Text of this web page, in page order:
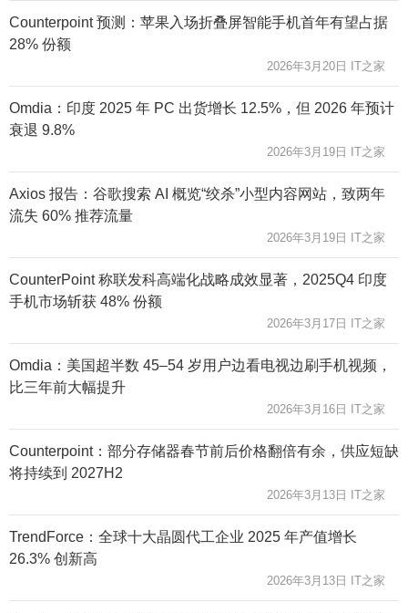
Counterpoint 预测：苹果入场折叠屏智能手机首年有望占据
28% 份额
2026年3月20日 IT之家
Omdia：印度 2025 年 PC 出货增长 12.5%，但 2026 年预计
衰退 9.8%
2026年3月19日 IT之家
Axios 报告：谷歌搜索 AI 概览“绞杀”小型内容网站，致两年
流失 60% 推荐流量
2026年3月19日 IT之家
CounterPoint 称联发科高端化战略成效显著，2025Q4 印度
手机市场斩获 48% 份额
2026年3月17日 IT之家
Omdia：美国超半数 45–54 岁用户边看电视边刷手机视频，
比三年前大幅提升
2026年3月16日 IT之家
Counterpoint：部分存储器春节前后价格翻倍有余，供应短缺
将持续到 2027H2
2026年3月13日 IT之家
TrendForce：全球十大晶圆代工企业 2025 年产值增长
26.3% 创新高
2026年3月13日 IT之家